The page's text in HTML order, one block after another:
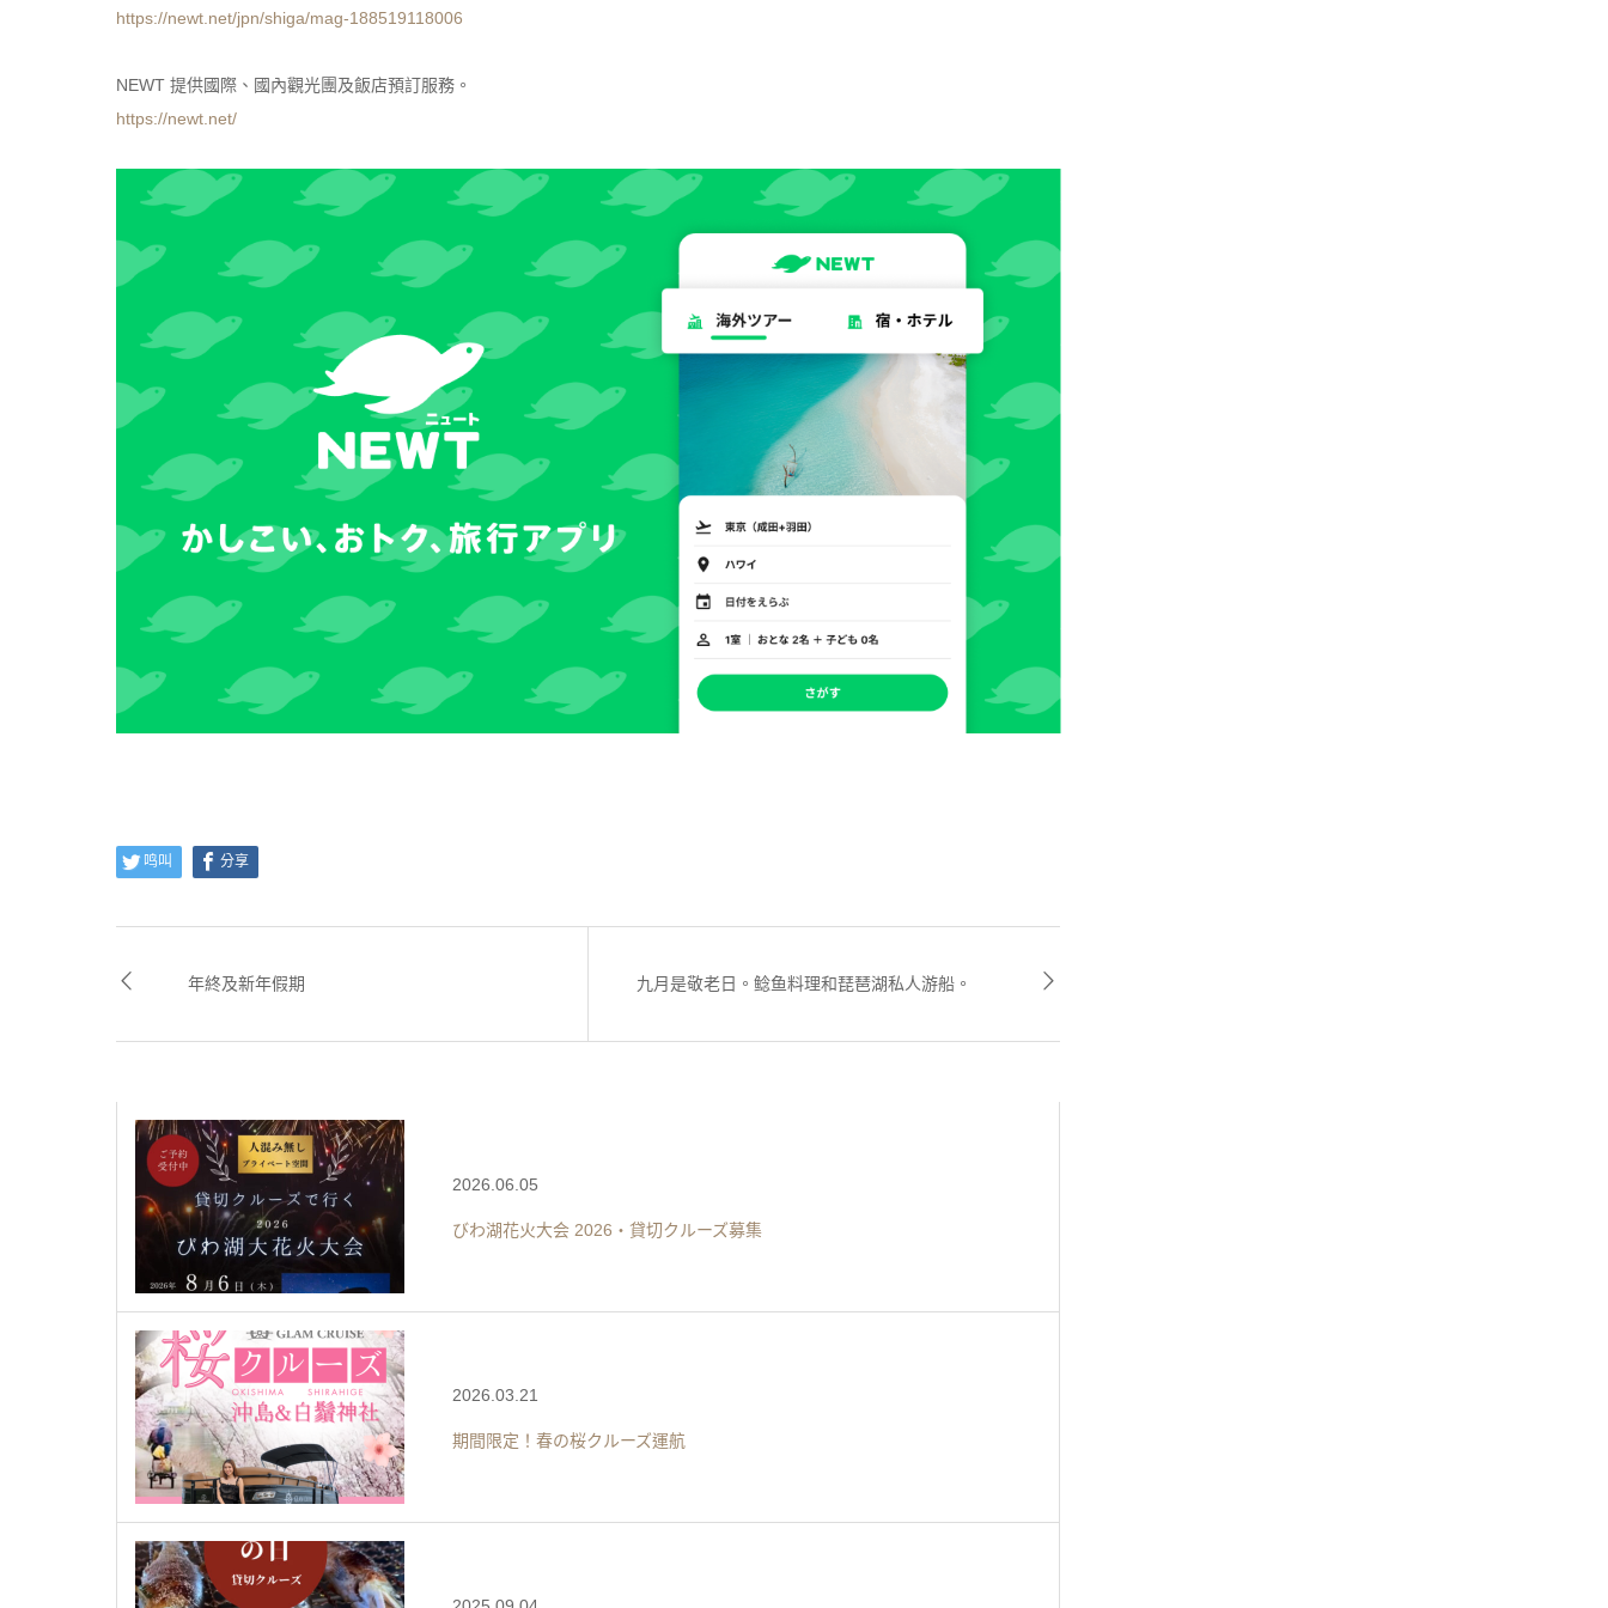
https://newt.net/jpn/shiga/mag-188519118006
NEWT 提供國際、國內觀光團及飯店預訂服務。
https://newt.net/
鸣叫 分享
年終及新年假期 九月是敬老日。鲶鱼料理和琵琶湖私人游船。
2026.06.05
びわ湖花火大会 2026・貸切クルーズ募集
2026.03.21
期間限定！春の桜クルーズ運航